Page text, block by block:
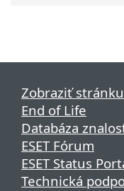
Zobraziť
End of Life
Databáza
ESET Fórum
ESET Status
Technická